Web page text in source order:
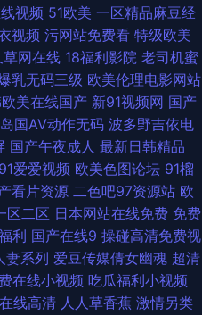
avttbt 国产不卡一区 狼友视频在线
成人射 豆花观频在线观看 免费试看网
学生妹 日本做爱暖暖 影音先锋色情
熟女福利视频导航 婷婷福利导航 日
站 伊人91社 97自拍视频 国产操逼在
人草 国产精品久久AV 麻豆国产一二
超碰女人 国产豆花网站 丝袜少妇在
视频 51欧美 一区精品麻豆经
视频 污网站免费看 特级欧美
草网在线 18福利影院 老司机蜜
乳无码三级 欧美伦理电影网站
美在线国产 新91视频网 国产
岛国AV动作无码 波多野吉依电
国产午夜成人 最新日韩精品
91爱爱视频 欧美色图论坛 91榴
看片资源 二色吧97资源站 欧
区二区 日本网站在线免费 免费
利 国产在线9 操碰高清免费视
妻系列 爱豆传媒倩女幽魂 超清
在线小视频 吃瓜福利小视频
线高清 人人草香蕉 激情另类